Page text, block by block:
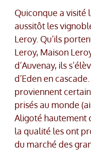
Quiconque a visité
aussitôt les
Leroy. Qu’ils
Leroy, Maison
d’Auvenay, ils
d’Eden en
proviennent
prisés au monde
Aligoté hautement
la qualité les ont
du marché des